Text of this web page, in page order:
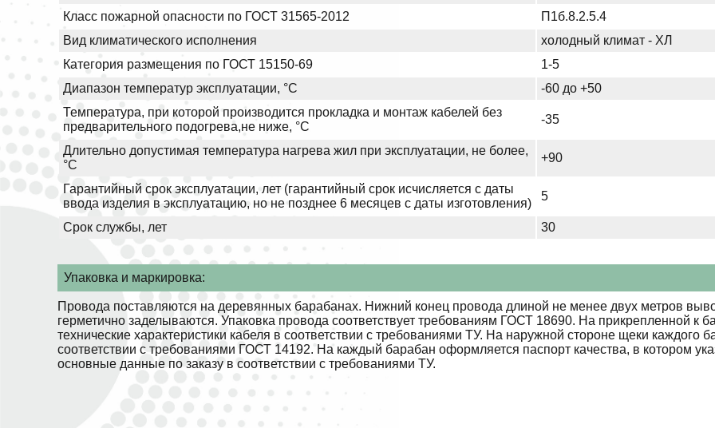
Класс пожарной опасности по ГОСТ 31565-2012
П1б.8.2.5.4
Вид климатического исполнения
холодный климат - ХЛ
Категория размещения по ГОСТ 15150-69
1-5
Диапазон температур эксплуатации, °С
-60 до +50
Температура, при которой производится прокладка и монтаж кабелей без
предварительного подогрева,не ниже, °С
-35
Длительно допустимая температура нагрева жил при эксплуатации, не более,
°С
+90
Гарантийный срок эксплуатации, лет (гарантийный срок исчисляется с даты
ввода изделия в эксплуатацию, но не позднее 6 месяцев с даты изготовления)
5
Срок службы, лет 30
Упаковка и маркировка:
Провода поставляются на деревянных барабанах. Нижний конец провода длиной не менее двух метров
герметично заделываются. Упаковка провода соответствует требованиям ГОСТ 18690. На прикрепленной к
технические характеристики кабеля в соответствии с требованиями ТУ. На наружной стороне щеки каждого
соответствии с требованиями ГОСТ 14192. На каждый барабан оформляется паспорт качества, в котором
основные данные по заказу в соответствии с требованиями ТУ.